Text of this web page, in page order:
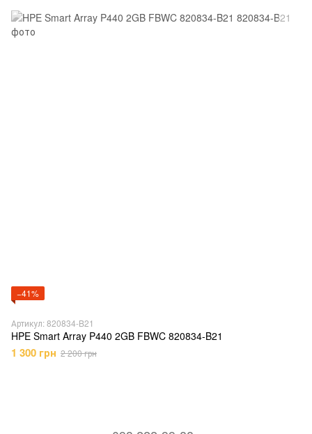
−41%
Артикул: 820834-B21
HPE Smart Array P440 2GB FBWC 820834-B21
1 300 грн 2 200 грн